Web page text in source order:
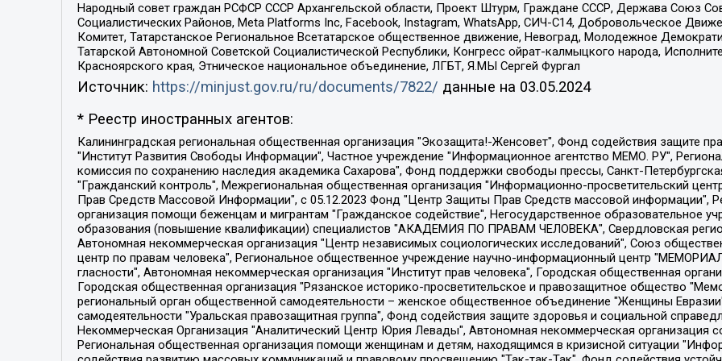
Народный совет граждан РСФСР СССР Архангельской области, Проект Штурм, Граждане СССР, Держава Союз
Социалистических Районов, Meta Platforms Inc, Facebook, Instagram, WhatsApp, СИЧ-С14, Добровольческое
Комитет, Татарстанское Региональное Всетатарское общественное движение, Невоград, Молодежное
Татарской Автономной Советской Социалистической Республики, Конгресс ойрат-калмыцкого народа,
Красноярского края, Этническое национальное объединение, ЛГБТ, Я.МЫ Сергей Фургал
Источник: https://minjust.gov.ru/ru/documents/7822/ данные на 03.05.2024
* Реестр иностранных агентов:
Калининградская региональная общественная организация "Экозащита!-Женсовет", Фонд содействия защите прав и свобод граждан "Общественный вердикт", Фонд "Институт Развития Свободы Информации", Частное учреждение "Информационное агентство МЕМО. РУ", Региональная общественная организация "Общественная комиссия по сохранению наследия академика Сахарова", Фонд поддержки свободы прессы, Санкт-Петербургская общественная правозащитная организация "Гражданский контроль", Межрегиональная общественная организация "Информационно-просветительский центр "Мемориал", Региональный Фонд "Центр Защиты Прав Средств Массовой Информации", с 05.12.2023 Фонд "Центр Защиты Прав Средств массовой информации", Региональная общественная благотворительная организация помощи беженцам и мигрантам "Гражданское содействие", Негосударственное образовательное учреждение дополнительного профессионального образования (повышение квалификации) специалистов "АКАДЕМИЯ ПО ПРАВАМ ЧЕЛОВЕКА", Свердловская региональная общественная организация "Сутяжник", Автономная некоммерческая организация "Центр независимых социологических исследований", Союз общественных объединений "Российский исследовательский центр по правам человека", Региональное общественное учреждение научно-информационный центр "МЕМОРИАЛ", Некоммерческая организация "Фонд защиты гласности", Автономная некоммерческая организация "Институт прав человека", Городская общественная организация "Екатеринбургское общество "МЕМОРИАЛ", Городская общественная организация "Рязанское историко-просветительское и правозащитное общество "Мемориал" (Рязанский Мемориал), Челябинский региональный орган общественной самодеятельности – женское общественное объединение "Женщины Евразии", Челябинский региональный орган общественной самодеятельности "Уральская правозащитная группа", Фонд содействия защите здоровья и социальной справедливости имени Андрея Рылькова, Автономная Некоммерческая Организация "Аналитический Центр Юрия Левады", Автономная некоммерческая организация социальной поддержки населения "Проект Апрель", Региональная общественная организация помощи женщинам и детям, находящимся в кризисной ситуации "Информационно-методический центр "Анна", Фонд содействия развитию массовых коммуникаций и правовому просвещению "Так-так-Так", Фонд содействия устойчивому развитию "Серебряная тайга", Свердловский региональный общественный фонд социальных проектов "Новое время", "Idel.Реалии", Кавказ.Реалии, Крым.Реалии, Телеканал Настоящее Время, Татаро-башкирская служба Радио Свобода (Azatliq Radiosi), Радио Свободная Европа/Радио Свобода (PCE/PC), "Сибирь.Реалии", "Фактограф", Благотворительный фонд помощи осужденным и их семьям, Автономная некоммерческая организация "Институт глобализации и социальных движений", Фонд "В защиту прав заключенных", Частное учреждение "Центр поддержки и содействия развитию средств массовой информации", Пензенский региональный общественный благотворительный фонд "Гражданский союз", "Север.Реалии", Некоммерческая организация Фонд "Правовая инициатива", Общество с ограниченной ответственностью "Радио Свободная Европа/Радио Свобода", Чешское информационное агентство "MEDIUM-ORIENT", Красноярская региональная общественная организация "Мы против СПИДа", Камалягин Денис Николаевич, Маркелов Сергей Евгеньевич, Пономарев Лев Александрович, Савицкая Людмила Алексеевна, Автономная некоммерческая организация "Центр по работе с проблемой насилия "НАСИЛИЮ.НЕТ", Межрегиональный профессиональный союз работников здравоохранения "Альянс врачей", Юридическое лицо, зарегистрированное в Латвийской Республике, SIA "Medusa Project" (регистрационный номер 40103797863, дата регистрации 10.06.2014), Некоммерческая организация "Фонд по борьбе с коррупцией", Автономная некоммерческая организация "Институт права и публичной политики", Баданин Роман Сергеевич, Гликин Максим Александрович, Железнова Мария Михайловна, Лукьянова Юлия Сергеевна, Маетная Елизавета Витальевна, Маняхин Петр Борисович, Чуракова Ольга Владимировна, Ярош Юлия Петровна, Юридическое лицо "The Insider SIA", зарегистрированное в Риге, Латвийская Республика (дата регистрации 26.06.2015), являющееся администратором доменного имени интернет-издания "The Insider SIA", https://theins.ru, Постернак Алексей Евгеньевич, Рубин Михаил Аркадьевич, Анин Роман Александрович, Юридическое лицо Istories fonds, зарегистрированное в Латвийской Республике (регистрационный номер 50008295751, дата регистрации 24.02.2020), Великовский Дмитрий Александрович, Долинина Ирина Николаевна, Мароховская Алеся Алексеевна, Шлейнов Роман Юрьевич, Шмагун Олеся Валентиновна, Общество с ограниченной ответственностью "Альтаир 2021", Общество с ограниченной ответственностью "Вега 2021", Общество с ограниченной ответственностью "Главный редактор 2021", Общество с ограниченной ответственностью "Ромашки монолит", Важенков Артем Валерьевич, Ивановская областная общественная организация "Центр гендерных исследований", Гурман Юрий Альбертович, Медиапроект "ОВД-Инфо", Егоров Владимир Владимирович, Жилинский Владимир Александрович, Общество с ограниченной ответственностью "ЗП", Иванова София Юрьевна, Карезина Инна Павловна, Кильтау Екатерина Викторовна, Петров Алексей Викторович, Пискунов Сергей Евгеньевич, Смирнов Сергей Сергеевич, Тихонов Михаил Сергеевич, Общество с ограниченной ответственностью "ЖУРНАЛИСТ-ИНОСТРАННЫЙ АГЕНТ", Арапова Галина Юрьевна, Вольтская Татьяна Анатольевна, Американская компания "Mason G.E.S. Anonymous Foundation" (США), являющаяся владельцем интернет-издания https://mnews.world/, Компания "Stichting Bellingcat", зарегистрированная в Нидерландах (дата регистрации 11.07.2018), Захаров Андрей Вячеславович, Клепиковская Екатерина Дмитриевна, Общество с ограниченной ответственностью "МЕМО", Перл Роман Александрович, Симонов Евгений Алексеевич, Соловьева Елена Анатольевна, Сотников Даниил Владимирович, Сурначева Елизавета Дмитриевна, Автономная некоммерческая организация по защите прав человека и информированию населения "Якутия – Наше Мнение", Общество с ограниченной ответственностью "Москоу диджитал медиа", с 26.01.2023 Общество с ограниченной ответственностью "Чайка Белые сады", Ветошкина Валерия Валерьевна, Заговора Максим Александрович, Межрегиональное общественное движение "Российская ЛГБТ - сеть", Оленичев Максим Владимирович, Павлов Иван Юрьевич, Скворцова Елена Сергеевна, Общество с ограниченной ответственностью "Как бы инагент", Кочетков Игорь Викторович, Общество с ограниченной ответственностью "Честные выборы", Еланчик Олег Александрович, Общество с ограниченной ответственностью "Нобелевский призыв", Гималова Регина Эмилевна, Григорьев Андрей Валерьевич, Григорьева Алина Александровна, Ассоциация по содействию защите прав призывников, альтернативнослужащих и военнослужащих "Правозащитная группа